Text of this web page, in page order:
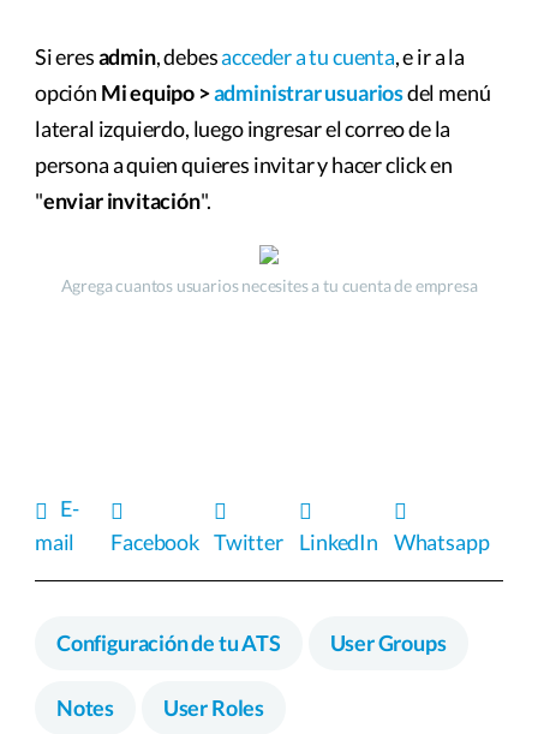
Si eresadmin, debesacceder a tu cuenta, e ir a la
opción Mi equipo >administrar usuariosdel menú
lateral izquierdo, luego ingresar el correo de la
persona a quien quieres invitar y hacer click en
"enviar invitación".
Agrega cuantos usuarios necesites a tu cuenta de empresa
E-
mail
Facebook Twitter LinkedIn Whatsapp
Configuración de tu ATS User Groups
Notes User Roles